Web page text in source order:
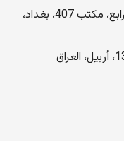
شارع الرواد، عمارة بلو تاور الطابق الرابع، مكتب 407، بغداد،